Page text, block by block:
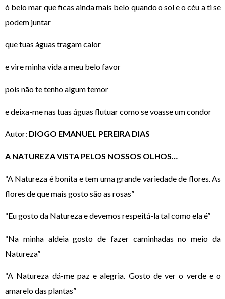
ó belo mar que ficas ainda mais belo quando o sol e o céu a ti se
podem juntar
que tuas águas tragam calor
e vire minha vida a meu belo favor
pois não te tenho algum temor
e deixa-me nas tuas águas flutuar como se voasse um condor
Autor: DIOGO EMANUEL PEREIRA DIAS
A NATUREZA VISTA PELOS NOSSOS OLHOS…
“A Natureza é bonita e tem uma grande variedade de flores. As
flores de que mais gosto são as rosas”
“Eu gosto da Natureza e devemos respeitá-la tal como ela é”
“Na minha aldeia gosto de fazer caminhadas no meio da
Natureza”
“A Natureza dá-me paz e alegria. Gosto de ver o verde e o
amarelo das plantas”